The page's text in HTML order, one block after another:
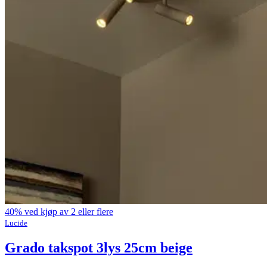
40% ved kjøp av 2 eller flere
Lucide
Grado takspot 3lys 25cm beige